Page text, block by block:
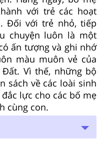
với trẻ các hoạt
Đối với trẻ nhỏ, tiếp
chuyện luôn là một
ấn tượng và ghi nhớ
màu muôn vẻ của
Vì thế, những bộ
sách về các loài sinh
lực cho các bố mẹ
cùng con.